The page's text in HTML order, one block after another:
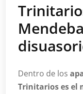
Dentro de los
Trinitarios es el